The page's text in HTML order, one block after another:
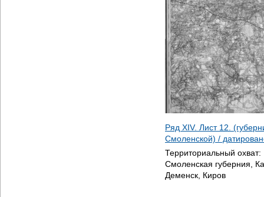
Ряд XIV. Лист 12.
Смоленской) /
Территориальный охват:
Смоленская губерния,
Деменск, Киров